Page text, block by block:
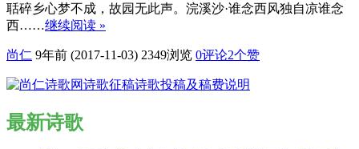
聒碎乡心梦不成，故园无此声。浣溪沙·谁念西风独自凉谁念
西……继续阅读 »
尚仁 9年前 (2017-11-03) 2349浏览 0评论2个赞
最新诗歌